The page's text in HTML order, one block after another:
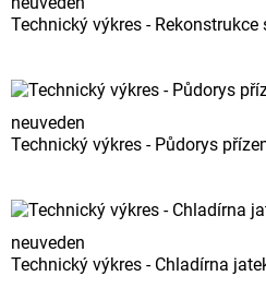
Technický výkres -
neuveden
Technický výkres - Půdorys
neuveden
Technický výkres - Chladírna